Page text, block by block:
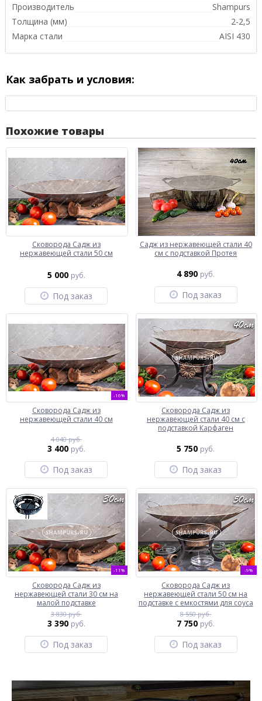
Производитель
Shampurs
Толщина (мм)
2-2,5
Марка стали
AISI 430
Как забрать и условия:
Похожие товары
Сковорода Садж из
нержавеющей стали 50 см
5 000 руб.
Под заказ
Садж из нержавеющей стали 40
см с подставкой Протея
4 890 руб.
Под заказ
-16%
Сковорода Садж из
нержавеющей стали 40 см
4 040 руб.
3 400 руб.
Под заказ
Сковорода Садж из
нержавеющей стали 40 см с
подставкой Карфаген
5 750 руб.
Под заказ
-11%
Сковорода Садж из
нержавеющей стали 30 см на
малой подставке
3 830 руб.
3 390 руб.
Под заказ
-9%
Сковорода Садж из
нержавеющей стали 50 см на
подставке с емкостями для соуса
8 550 руб.
7 750 руб.
Под заказ